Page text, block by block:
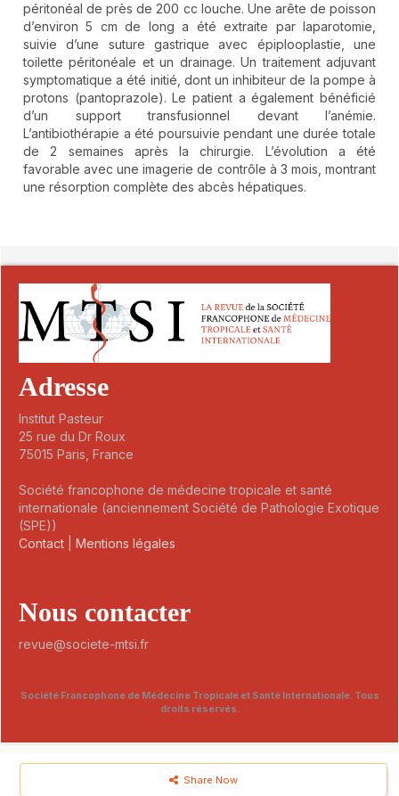
péritonéal de près de 200 cc louche. Une arête de poisson
d’environ 5 cm de long a été extraite par laparotomie,
suivie d’une suture gastrique avec épiplooplastie, une
toilette péritonéale et un drainage. Un traitement adjuvant
symptomatique a été initié, dont un inhibiteur de la pompe à
protons (pantoprazole). Le patient a également bénéficié
d’un support transfusionnel devant l’anémie.
L’antibiothérapie a été poursuivie pendant une durée totale
de 2 semaines après la chirurgie. L’évolution a été
favorable avec une imagerie de contrôle à 3 mois, montrant
une résorption complète des abcès hépatiques.
Share Now
Adresse
Institut Pasteur
25 rue du Dr Roux
75015 Paris, France
Société francophone de médecine tropicale et santé
internationale (anciennement Société de Pathologie Exotique
(SPE))
Contact
Mentions légales
Nous contacter
revue@societe-mtsi.fr
Société Francophone de Médecine Tropicale et Santé Internationale. Tous
droits réservés.